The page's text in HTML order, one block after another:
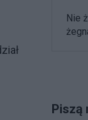
Nie
Piszą